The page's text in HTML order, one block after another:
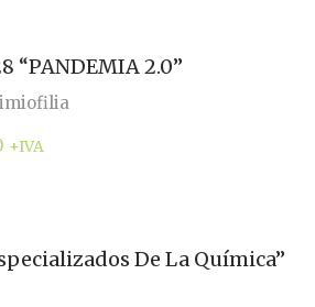
“PANDEMIA 2.0”
+IVA
De La Química”